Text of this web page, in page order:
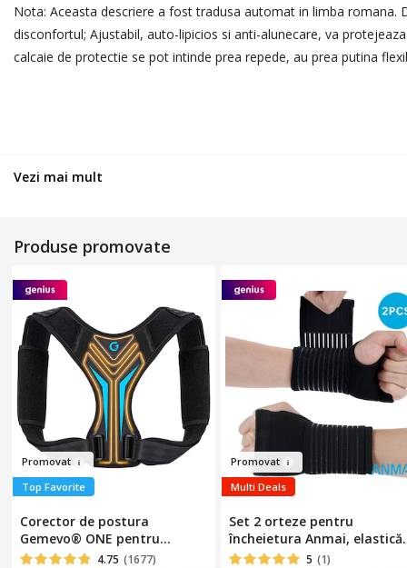
Nota: Aceasta descriere a fost tradusa automat in limba romana.
disconfortul; Ajustabil, auto-lipicios si anti-alunecare, va
calcaie de protectie se pot intinde prea repede, au prea putina
Vezi mai mult
Produse promovate
Promovat
Top Favorite
Corector de postura
Gemevo® ONE pentru
indreptare spate, coloana si
4.75 (1677)
Promovat
Multi Deals
Set 2 orteze pentru
încheietura Anmai, elastică,
prindere Velcro, negru,
5 (1)